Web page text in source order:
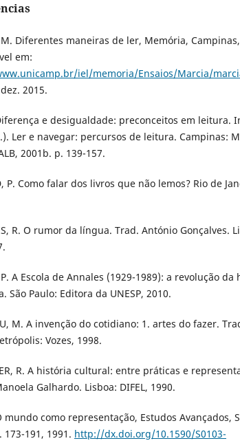
M. Diferentes maneiras de ler, Memória,
em:
iel/memoria/Ensaios/Marcia/
2015.
Diferença e desigualdade: preconceitos em leitura.
Ler e navegar: percursos de leitura. Campinas:
2001b. p. 139-157.
P. Como falar dos livros que não lemos? Rio de
R. O rumor da língua. Trad. António Gonçalves.
P. A Escola de Annales (1929-1989): a revolução
São Paulo: Editora da UNESP, 2010.
M. A invenção do cotidiano: 1. artes do fazer.
Vozes, 1998.
R. A história cultural: entre práticas e
Galhardo. Lisboa: DIFEL, 1990.
O mundo como representação, Estudos Avançados,
173-191, 1991. http://dx.doi.org/10.1590/S0103-